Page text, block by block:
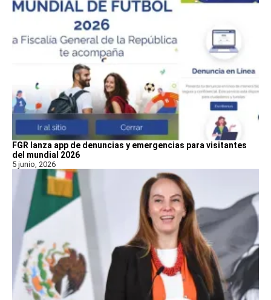
FGR lanza app de denuncias y emergencias para visitantes
del mundial 2026
5 junio, 2026